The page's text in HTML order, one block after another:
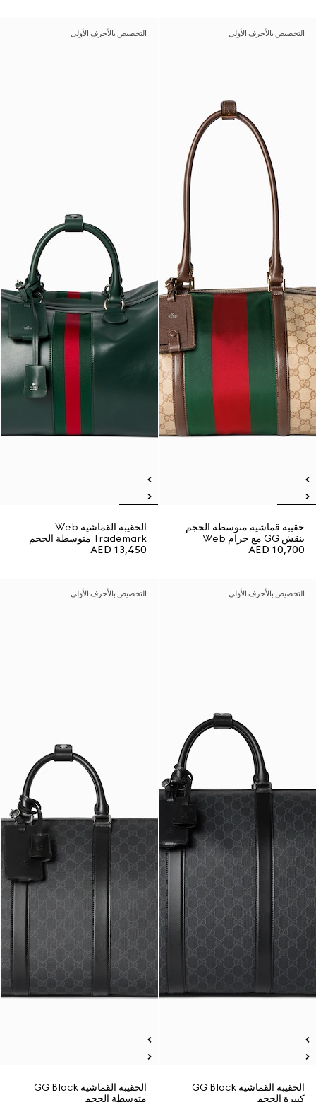
التخصيص بالأحرف الأولى
حقيبة قماشية متوسطة الحجم
بنقش GG مع حزام Web
AED 10,700
التخصيص بالأحرف الأولى
الحقيبة القماشية Web
Trademark متوسطة الحجم
AED 13,450
التخصيص بالأحرف الأولى
الحقيبة القماشية GG Black
كبيرة الحجم
التخصيص بالأحرف الأولى
الحقيبة القماشية GG Black
متوسطة الحجم